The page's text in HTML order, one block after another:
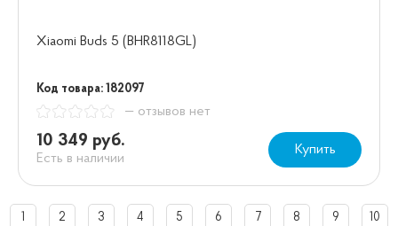
Xiaomi Buds 5 (BHR8118GL)
Код товара: 182097
— отзывов нет
10 349 руб.
Есть в наличии
Купить
1 2 3 4 5 6 7 8 9 10